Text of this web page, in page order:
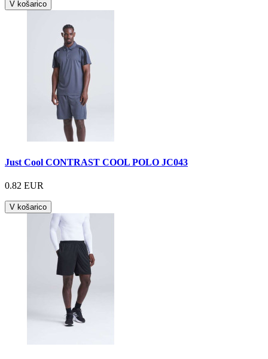
V košarico
Just Cool CONTRAST COOL POLO JC043
0.82 EUR
V košarico